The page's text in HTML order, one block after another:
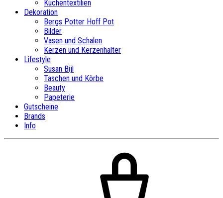
Küchentextilien
Dekoration
Bergs Potter Hoff Pot
Bilder
Vasen und Schalen
Kerzen und Kerzenhalter
Lifestyle
Susan Bijl
Taschen und Körbe
Beauty
Papeterie
Gutscheine
Brands
Info